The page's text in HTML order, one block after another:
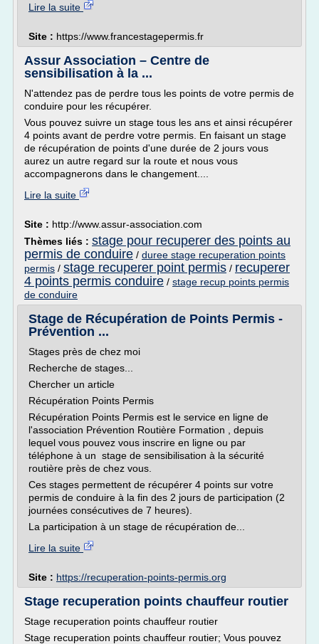
Lire la suite
Site : https://www.francestagepermis.fr
Assur Association – Centre de
sensibilisation à la ...
N'attendez pas de perdre tous les points de votre permis de
conduire pour les récupérer.
Vous pouvez suivre un stage tous les ans et ainsi récupérer
4 points avant de perdre votre permis. En faisant un stage
de récupération de points d'une durée de 2 jours vous
aurez un autre regard sur la route et nous vous
accompagnerons dans le changement....
Lire la suite
Site : http://www.assur-association.com
Thèmes liés : stage pour recuperer des points au
permis de conduire / duree stage recuperation points
permis / stage recuperer point permis / recuperer
4 points permis conduire / stage recup points permis
de conduire
Stage de Récupération de Points Permis -
Prévention ...
Stages près de chez moi
Recherche de stages...
Chercher un article
Récupération Points Permis
Récupération Points Permis est le service en ligne de
l'association Prévention Routière Formation , depuis
lequel vous pouvez vous inscrire en ligne ou par
téléphone à un stage de sensibilisation à la sécurité
routière près de chez vous.
Ces stages permettent de récupérer 4 points sur votre
permis de conduire à la fin des 2 jours de participation (2
journées consécutives de 7 heures).
La participation à un stage de récupération de...
Lire la suite
Site : https://recuperation-points-permis.org
Stage recuperation points chauffeur routier
Stage recuperation points chauffeur routier
Stage recuperation points chauffeur routier; Vous pouvez